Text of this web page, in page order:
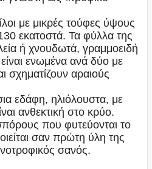
με μικρές τούφες ύψους
εκατοστά. Τα φύλλα της
ή χνουδωτά, γραμμοειδή
ενωμένα ανά δύο με
σχηματίζουν αραιούς
εδάφη, ηλιόλουστα, με
ανθεκτική στο κρύο.
που φυτεύονται το
σαν πρώτη ύλη της
σανός.